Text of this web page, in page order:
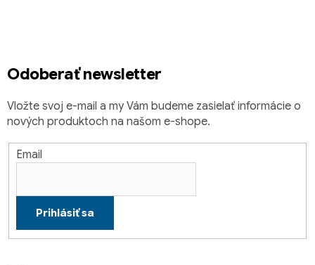
eOdoberať newsletter
Vložte svoj e-mail a my Vám budeme zasielať informácie o
nových produktoch na našom e-shope.
Email
Prihlásiť sa